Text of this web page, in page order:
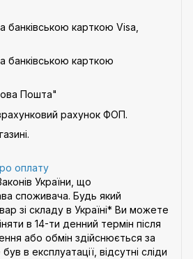
банківською карткою Visa,
банківською карткою
Пошта"
рахунок ФОП.
оплату
України, що
споживача. Будь який
зі складу в Україні* Ви можете
в 14-ти денний термін після
або обмін здійснюється за
в експлуатації, відсутні сліди